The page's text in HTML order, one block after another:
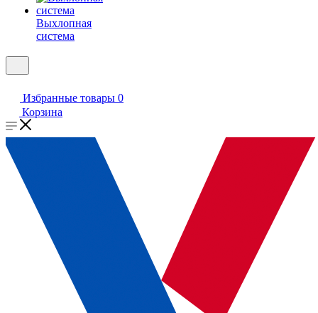
Выхлопная
система
Избранные товары 0
Корзина